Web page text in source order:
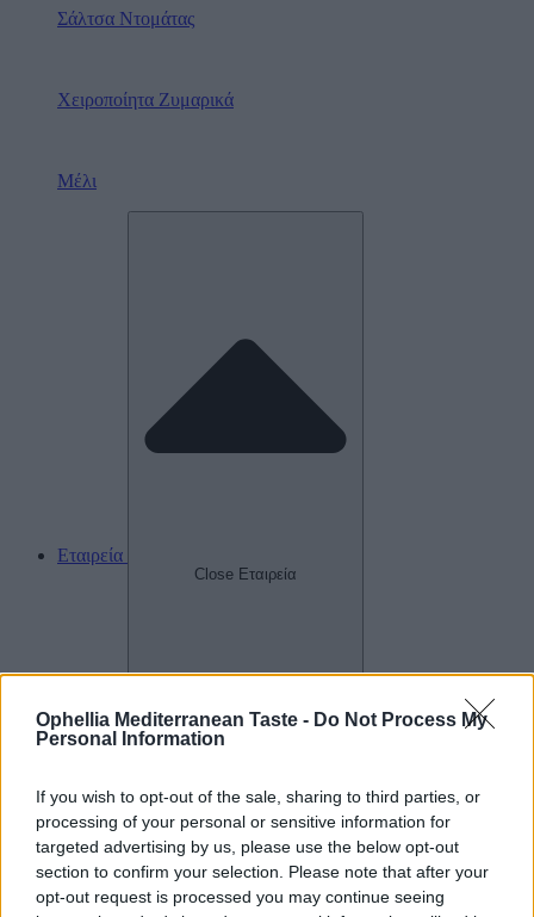
Ophellia Mediterranean Taste - Do Not Process My
Personal Information
If you wish to opt-out of the sale, sharing to third parties, or
processing of your personal or sensitive information for
targeted advertising by us, please use the below opt-out
section to confirm your selection. Please note that after your
opt-out request is processed you may continue seeing
Σάλτσα Ντομάτας
Χειροποίητα Ζυμαρικά
Μέλι
Εταιρεία
Close Εταιρεία